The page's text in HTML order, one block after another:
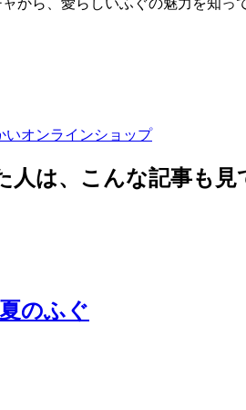
から、愛らしいふぐの魅力を知っ
のふぐ